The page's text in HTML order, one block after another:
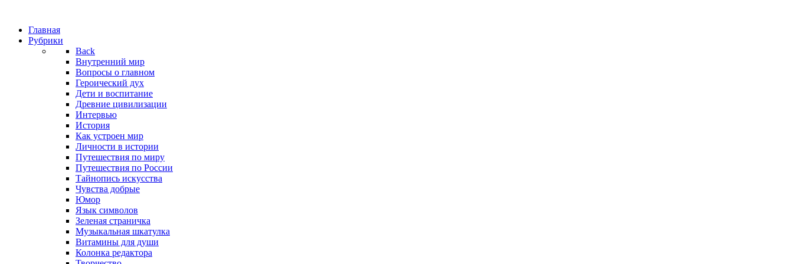
Главная
Рубрики
Back
Внутренний мир
Вопросы о главном
Героический дух
Дети и воспитание
Древние цивилизации
Интервью
История
Как устроен мир
Личности в истории
Путешествия по миру
Путешествия по России
Тайнопись искусства
Чувства добрые
Юмор
Язык символов
Зеленая страничка
Музыкальная шкатулка
Витамины для души
Колонка редактора